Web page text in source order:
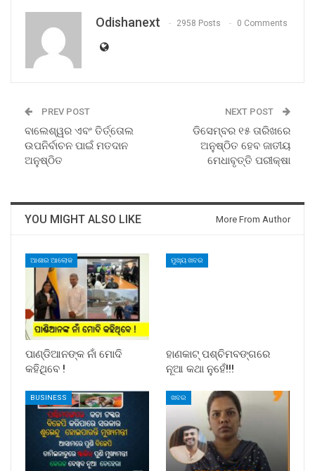
Odishanext 2958 Posts 0 Comments
PREV POST
ବାଲେଶ୍ୱର ଏବଂ ତିର୍ତ୍ତୋଲ
ଉପନିର୍ବାଚନ ପାଇଁ ମତଦାନ
ଅନୁଷ୍ଠିତ
NEXT POST
ଡିସେମ୍ବର ୧୫ ତାରିଖରେ
ଅନୁଷ୍ଠିତ ହେବ ଜାତୀୟ
ମେଧାବୃତ୍ତି ପରୀକ୍ଷା
YOU MIGHT ALSO LIKE More From Author
ଆଶାର ଆଲୋକ
ପାଣ୍ଡିଆନଙ୍କ ନାଁ ମୋଦି
କହିଥିବେ !
ମୁଖ୍ୟ ଖବର
ହାଣକାଟ୍‌ ପଶ୍ଚିମବଙ୍ଗରେ
ନୂଆ କଥା ନୁହେଁ!!!
BUSINESS ଖବର